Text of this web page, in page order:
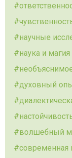
научные
наука и магия
духовный
волшебный
современная